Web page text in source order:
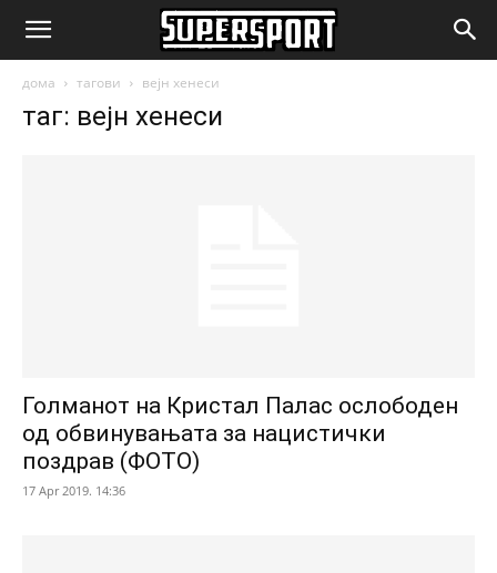
SuperSport.mk
дома тагови вејн хенеси
таг: вејн хенеси
Голманот на Кристал Палас ослободен
од обвинувањата за нацистички
поздрав (ФОТО)
17 Apr 2019. 14:36